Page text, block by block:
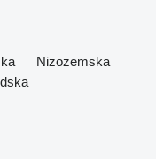
Nizozemska